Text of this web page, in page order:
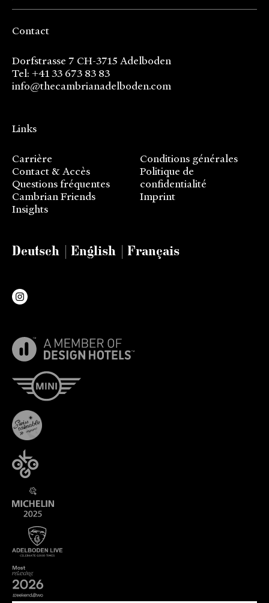
Contact
Dorfstrasse 7 CH-3715 Adelboden
Tel: +41 33 673 83 83
info@thecambrianadelboden.com
Links
Carrière
Contact & Accès
Questions fréquentes
Cambrian Friends
Insights
Conditions générales
Politique de
confidentialité
Imprint
Deutsch English Français